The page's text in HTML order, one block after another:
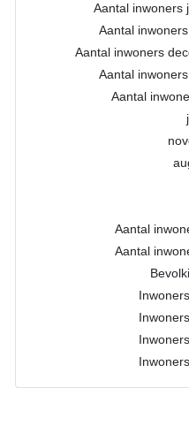
Aantal inwoners
Aantal
Aantal inwoners
Aantal
Aantal
Aantal
Aantal